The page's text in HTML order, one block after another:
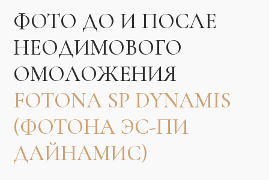
ОТЗЫВЫ О
НЕОДИМОВОМ
ОМОЛОЖЕНИИ
FOTONA SP DYNAMIS
(ФОТОНА ЭС-ПИ
ДАЙНАМИС): FRAC
(ФРАК) / PIANO
(ПИАНО) / VERSO
(ВЕРСО)